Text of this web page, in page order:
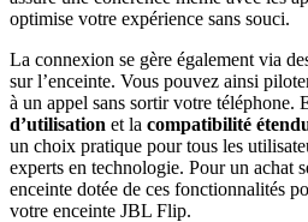
optimise votre expérience sans souci.
La connexion se gère également via
sur l’enceinte. Vous pouvez ainsi
à un appel sans sortir votre téléphone.
d’utilisation et la compatibilité
un choix pratique pour tous les
experts en technologie. Pour un achat
enceinte dotée de ces fonctionnalités
votre enceinte JBL Flip.